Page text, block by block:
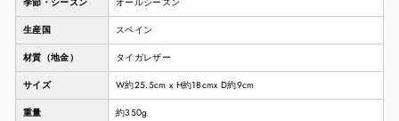
生産国 スペイン
材質（地金） タイガレザー
サイズ W約25.5cm x H約18cmx D約9cm
重量 約350g